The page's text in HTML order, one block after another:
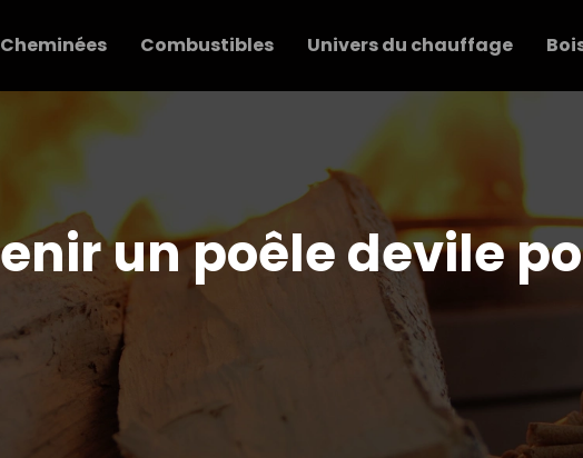
Combustibles Univers du chauffage
un poêle devile